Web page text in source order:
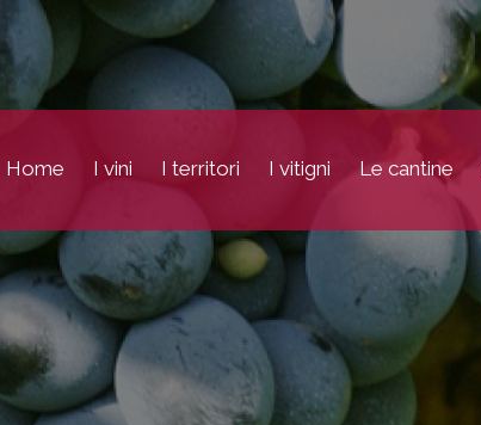
Home I vini I territori I vitigni Le cantine